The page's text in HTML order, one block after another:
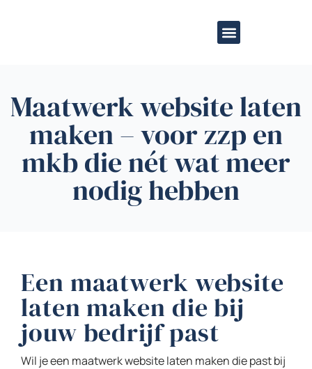
Maatwerk website laten
maken – voor zzp en
mkb die nét wat meer
nodig hebben
Een maatwerk website
laten maken die bij
jouw bedrijf past
Wil je een maatwerk website laten maken die past bij